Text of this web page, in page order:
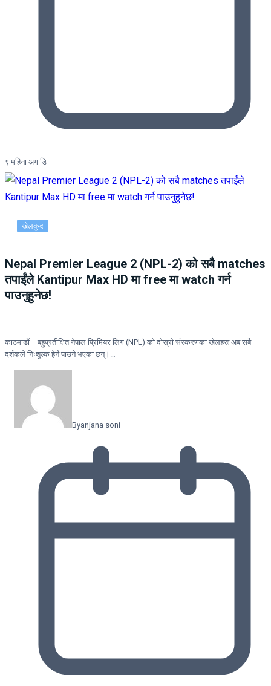
९ महिना अगाडि
खेलकुद
Nepal Premier League 2 (NPL-2) को सबै matches
तपाईंले Kantipur Max HD मा free मा watch गर्न
पाउनुहुनेछ!
काठमाडौं— बहुप्रतीक्षित नेपाल प्रिमियर लिग (NPL) को दोस्रो संस्करणका खेलहरू अब सबै
दर्शकले निःशुल्क हेर्न पाउने भएका छन्।…
Byanjana soni